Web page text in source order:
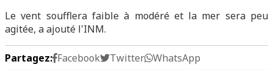
Le vent soufflera faible à modéré et la mer sera peu
agitée, a ajouté l'INM.
Partagez: Facebook Twitter WhatsApp